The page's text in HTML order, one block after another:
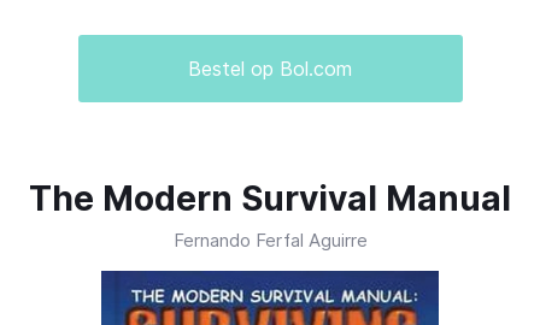
Bestel op Bol.com
The Modern Survival Manual
Fernando Ferfal Aguirre